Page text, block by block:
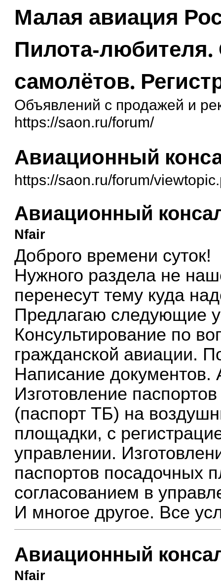
Малая авиация
Пилота-
самолётов.
Объявлений с продажей и
https://saon.ru/forum/
Авиационный
https://saon.ru/forum/
Авиационный
Nfair
Доброго времени суток!
Нужного раздела не
перенесут тему куда
Предлагаю следующие
Консультирование по
гражданской авиации.
Написание документов.
Изготовление
(паспорт ТБ) на
площадки, с
управлении.
паспортов посадочных
согласованием в
И многое другое. Все
Авиационный
Nfair